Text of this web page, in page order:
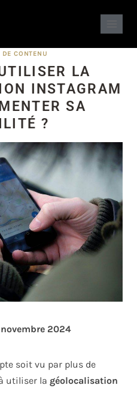
DE CONTENU
LA
INSTAGRAM
SA
?
2024
soit vu par plus de
utiliser la géolocalisation